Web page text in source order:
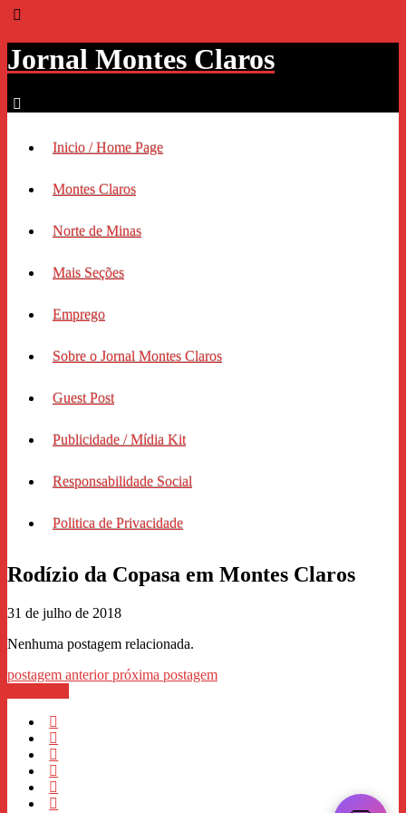
Jornal Montes Claros
Inicio / Home Page
Montes Claros
Norte de Minas
Mais Seções
Emprego
Sobre o Jornal Montes Claros
Guest Post
Publicidade / Mídia Kit
Responsabilidade Social
Politica de Privacidade
Rodízio da Copasa em Montes Claros
31 de julho de 2018
Nenhuma postagem relacionada.
postagem anteriorpróxima postagem